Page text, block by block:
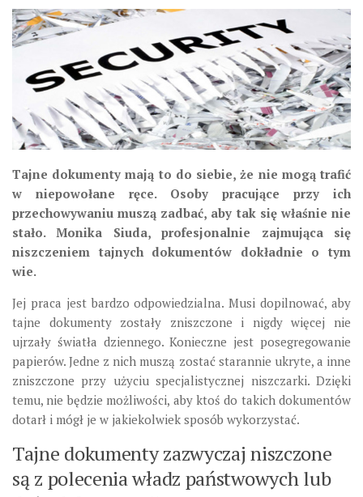
Tajne dokumenty mają to do siebie, że nie mogą trafić
w niepowołane ręce. Osoby pracujące przy ich
przechowywaniu muszą zadbać, aby tak się właśnie nie
stało. Monika Siuda, profesjonalnie zajmująca się
niszczeniem tajnych dokumentów dokładnie o tym
wie.
Jej praca jest bardzo odpowiedzialna. Musi dopilnować, aby
tajne dokumenty zostały zniszczone i nigdy więcej nie
ujrzały światła dziennego. Konieczne jest posegregowanie
papierów. Jedne z nich muszą zostać starannie ukryte, a inne
zniszczone przy użyciu specjalistycznej niszczarki. Dzięki
temu, nie będzie możliwości, aby ktoś do takich dokumentów
dotarł i mógł je w jakiekolwiek sposób wykorzystać.
Tajne dokumenty zazwyczaj niszczone
są z polecenia władz państwowych lub